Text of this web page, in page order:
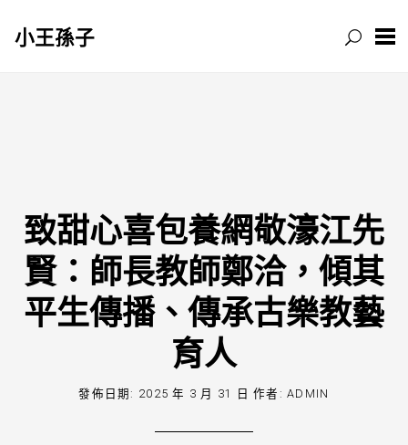
小王孫子
致甜心喜包養網敬濠江先
賢：師長教師鄭洽，傾其
平生傳播、傳承古樂教藝
育人
發佈日期: 2025 年 3 月 31 日 作者:ADMIN